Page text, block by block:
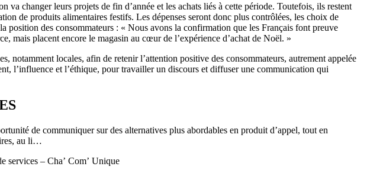
va changer leurs projets de fin d’année et les achats liés à cette période. Toutefois, ils restent
de produits alimentaires festifs. Les dépenses seront donc plus contrôlées, les choix de
position des consommateurs : « Nous avons la confirmation que les Français font preuve
mais placent encore le magasin au cœur de l’expérience d’achat de Noël. »
notamment locales, afin de retenir l’attention positive des consommateurs, autrement appelée
l’influence et l’éthique, pour travailler un discours et diffuser une communication qui
de communiquer sur des alternatives plus abordables en produit d’appel, tout en
au li…
services – Cha’ Com’ Unique